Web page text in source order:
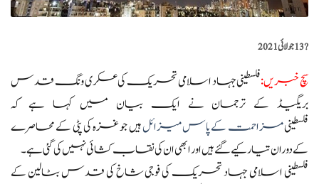
?️13 جولائی 2021
سچ خبریں:فلسطینی جہاد اسلامی تحریک کی عسکری ونگ قدس
بریگیڈ کے ترجمان نے ایک بیان میں کہا ہے کہ
فلسطینیمزاحمت کے پاس میزائلہیں جو غزہ کی پٹی کے محاصرے
کے دوران تیار کیے گئے ہیں اور ابھی ان کی نقاب کشائی نہیں کی گئی ہے۔
فلسطینی اسلامی جہاد تحریک کی فوجی شاخ کی قدس بٹالین کے